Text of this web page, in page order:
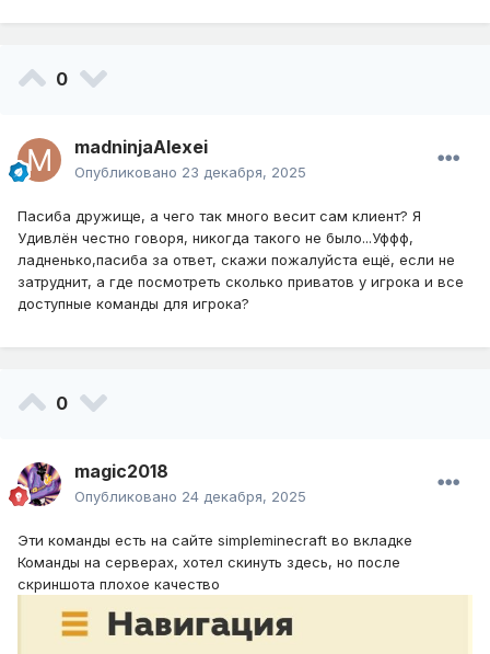
0
madninjaAlexei
Опубликовано 23 декабря, 2025
Пасиба дружище, а чего так много весит сам клиент? Я
Удивлён честно говоря, никогда такого не было...Уффф,
ладненько,пасиба за ответ, скажи пожалуйста ещё, если не
затруднит, а где посмотреть сколько приватов у игрока и все
доступные команды для игрока?
0
magic2018
Опубликовано 24 декабря, 2025
Эти команды есть на сайте simpleminecraft во вкладке
Команды на серверах, хотел скинуть здесь, но после
скриншота плохое качество